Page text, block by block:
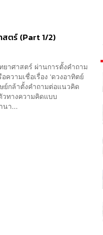
สตร์ (Part 1/2)
ยาศาสตร์ ผ่านการตั้งคำถาม
ความเชื่อเรื่อง ‘ดวงอาทิตย์
ย์กล้าตั้งคำถามต่อแนวคิด
ทางความคิดแบบ
นา...